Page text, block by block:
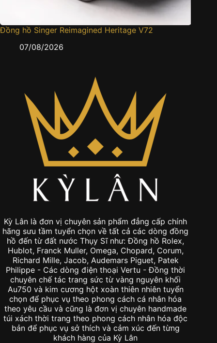
Đồng hồ Singer Reimagined Heritage V72
07/08/2026
Kỳ Lân là đơn vị chuyên sản phẩm đẳng cấp chính
hãng sưu tầm tuyển chọn về tất cả các dòng đồng
hồ đến từ đất nước Thụy Sĩ như: Đồng hồ Rolex,
Hublot, Franck Muller, Omega, Chopard, Corum,
Richard Mille, Jacob, Audemars Piguet, Patek
Philippe - Các dòng điện thoại Vertu - Đồng thời
chuyên chế tác trang sức từ vàng nguyên khối
Au750 và kim cương hột xoàn thiên nhiên tuyển
chọn để phục vụ theo phong cách cá nhân hóa
theo yêu cầu và cũng là đơn vị chuyên handmade
túi xách thời trang theo phong cách nhân hóa độc
bản để phục vụ sở thích và cảm xúc đến từng
khách hàng của Kỳ Lân